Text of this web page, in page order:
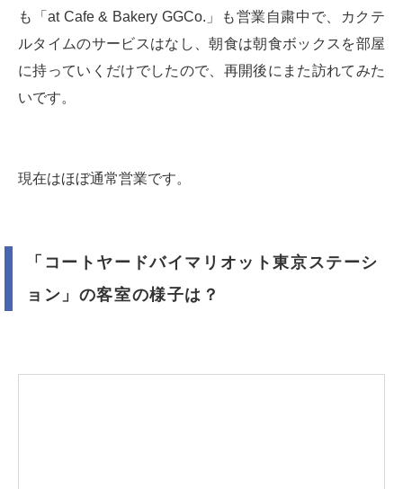
も「at Cafe & Bakery GGCo.」も営業自粛中で、カクテ
ルタイムのサービスはなし、朝食は朝食ボックスを部屋
に持っていくだけでしたので、再開後にまた訪れてみた
いです。
現在はほぼ通常営業です。
「コートヤードバイマリオット東京ステーシ
ョン」の客室の様子は？